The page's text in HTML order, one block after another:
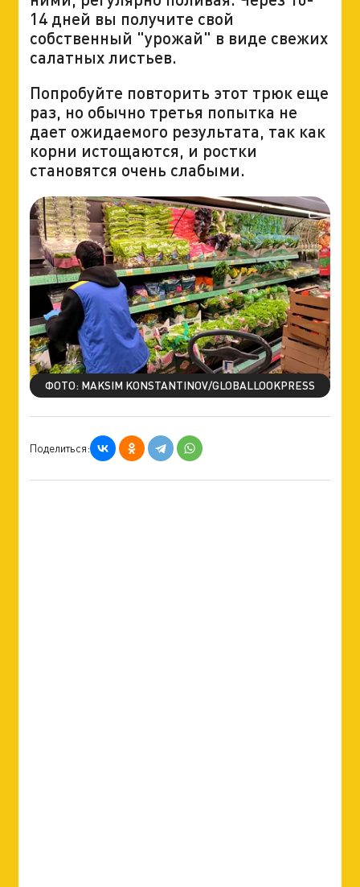
14 дней вы получите свой
собственный "урожай" в виде свежих
салатных листьев.
Попробуйте повторить этот трюк еще
раз, но обычно третья попытка не
дает ожидаемого результата, так как
корни истощаются, и ростки
становятся очень слабыми.
ФОТО: MAKSIM KONSTANTINOV/GLOBALLOOKPRESS
Поделиться: